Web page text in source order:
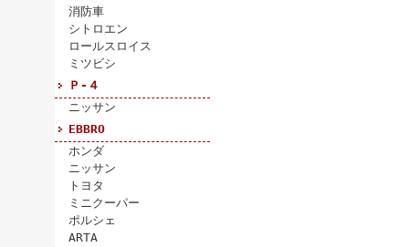
消防車
シトロエン
ロールスロイス
ミツビシ
Ｐ-４
ニッサン
EBBRO
ホンダ
ニッサン
トヨタ
ミニクーパー
ポルシェ
ARTA